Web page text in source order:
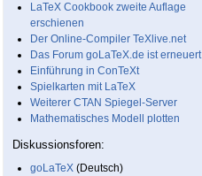
LaTeX Cookbook zweite Auflage
erschienen
Der Online-Compiler TeXlive.net
Das Forum goLaTeX.de ist erneuert
Einführung in ConTeXt
Spielkarten mit LaTeX
Weiterer CTAN Spiegel-Server
Mathematisches Modell plotten
Diskussionsforen:
goLaTeX (Deutsch)